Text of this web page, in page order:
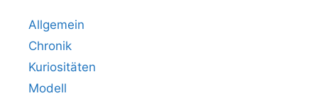
Allgemein
Chronik
Kuriositäten
Modell